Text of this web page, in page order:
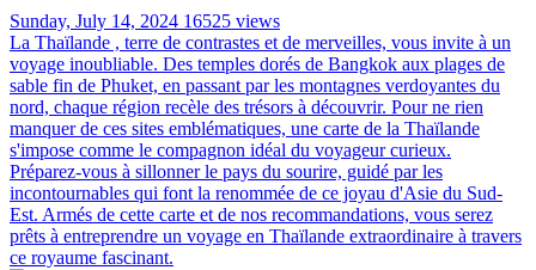
Sunday, July 14, 2024 16525 views
La Thaïlande , terre de contrastes et de merveilles, vous invite à un
voyage inoubliable. Des temples dorés de Bangkok aux plages de
sable fin de Phuket, en passant par les montagnes verdoyantes du
nord, chaque région recèle des trésors à découvrir. Pour ne rien
manquer de ces sites emblématiques, une carte de la Thaïlande
s'impose comme le compagnon idéal du voyageur curieux.
Préparez-vous à sillonner le pays du sourire, guidé par les
incontournables qui font la renommée de ce joyau d'Asie du Sud-
Est. Armés de cette carte et de nos recommandations, vous serez
prêts à entreprendre un voyage en Thaïlande extraordinaire à travers
ce royaume fascinant.